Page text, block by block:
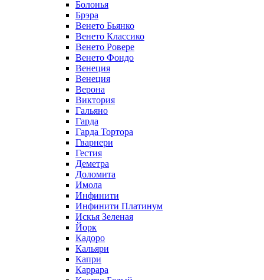
Болонья
Брэра
Венето Бьянко
Венето Классико
Венето Ровере
Венето Фондо
Венеция
Венеция
Верона
Виктория
Гальяно
Гарда
Гарда Тортора
Гварнери
Гестия
Деметра
Доломита
Имола
Инфинити
Инфинити Платинум
Искья Зеленая
Йорк
Кадоро
Кальяри
Капри
Каррара